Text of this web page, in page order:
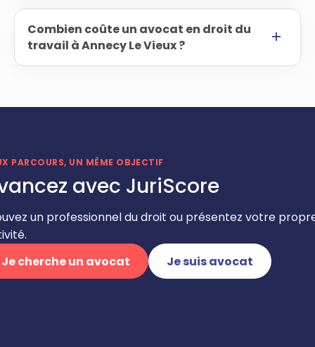
Combien coûte un avocat en droit du
travail à Annecy Le Vieux ?
PARCOURS, UN MÊME OBJECTIF
avec JuriScore
un professionnel du droit ou présentez votre
Je cherche un avocat
Je suis avocat